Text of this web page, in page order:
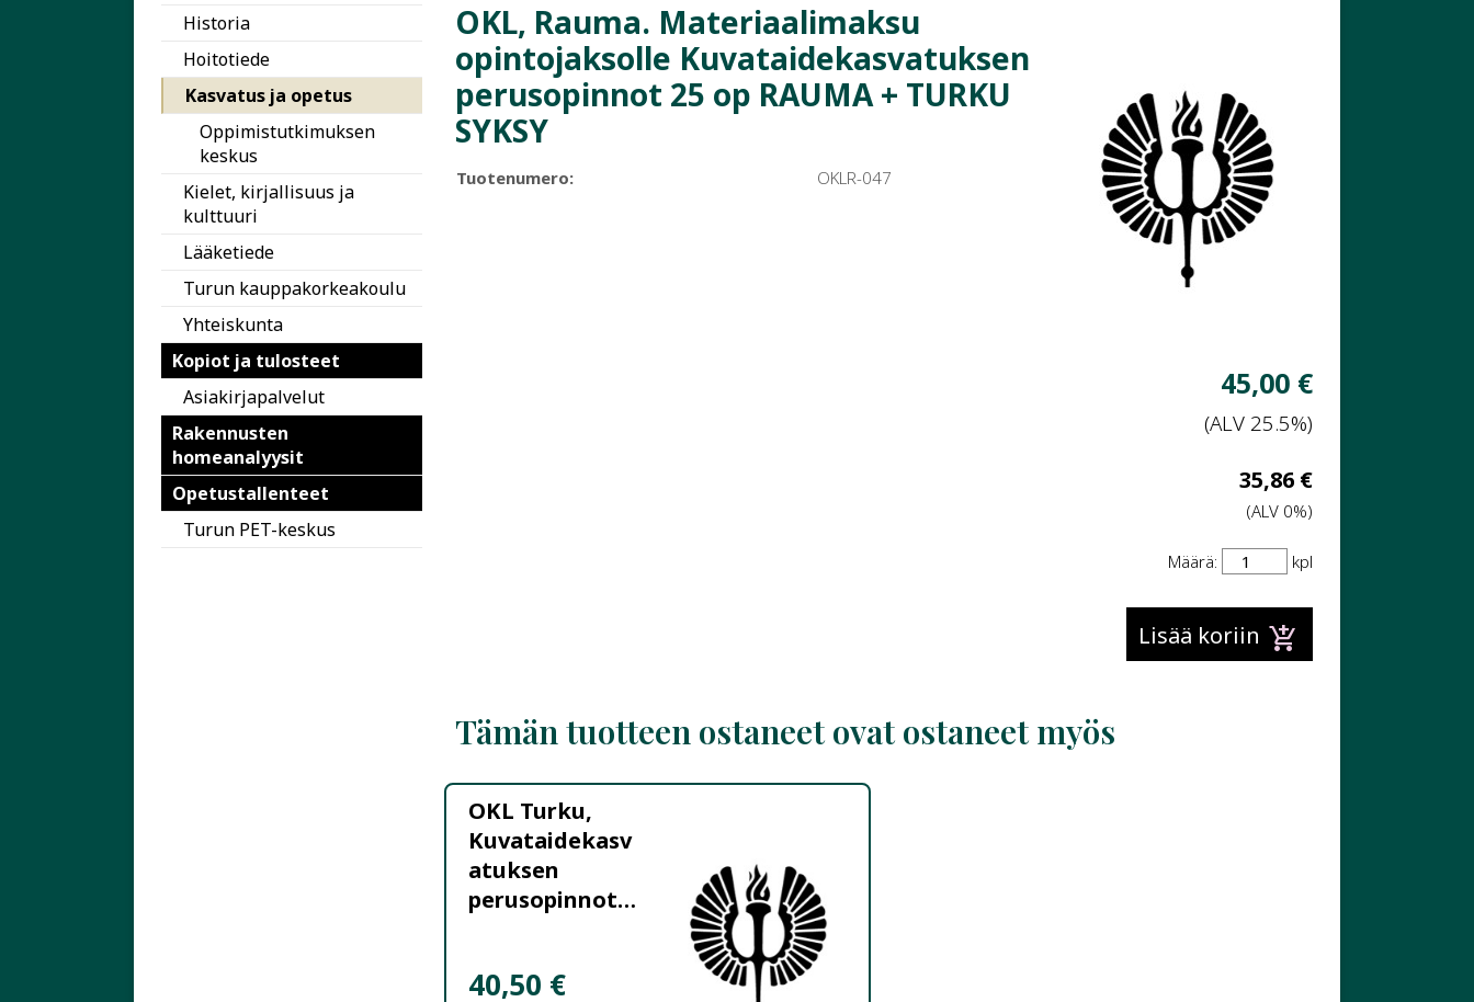
Historia
Hoitotiede
Kasvatus ja opetus
Oppimistutkimuksen
keskus
Kielet, kirjallisuus ja
kulttuuri
Lääketiede
Turun kauppakorkeakoulu
Yhteiskunta
Kopiot ja tulosteet
Asiakirjapalvelut
Rakennusten
homeanalyysit
Opetustallenteet
Turun PET-keskus
OKL, Rauma. Materiaalimaksu
opintojaksolle Kuvataidekasvatuksen
perusopinnot 25 op RAUMA + TURKU
SYKSY
Tuotenumero: OKLR-047
Verollinen
45,00 €
(ALV 25.5%)
Veroton
35,86 €
(ALV 0%)
Määrä: kpl
Lisää koriin add_shopping_cart
Tämän tuotteen ostaneet ovat ostaneet myös
OKL Turku,
Kuvataidekasv
atuksen
perusopinnot,
RAUMA +
40,50 €